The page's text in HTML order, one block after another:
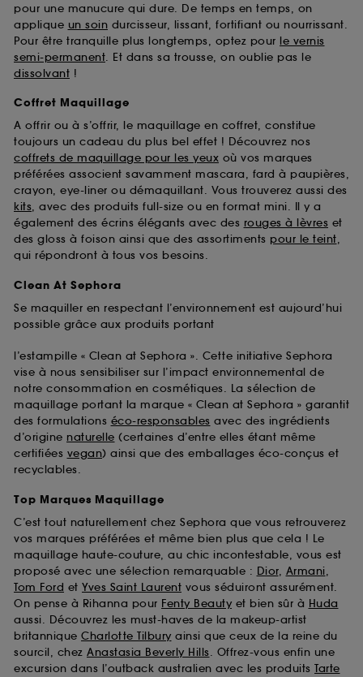
pour une manucure qui dure. De temps en temps, on
applique un soin durcisseur, lissant, fortifiant ou nourrissant.
Pour être tranquille plus longtemps, optez pour le vernis
semi-permanent. Et dans sa trousse, on oublie pas le
dissolvant !
Coffret Maquillage
A offrir ou à s’offrir, le maquillage en coffret, constitue
toujours un cadeau du plus bel effet ! Découvrez nos
coffrets de maquillage pour les yeux où vos marques
préférées associent savamment mascara, fard à paupières,
crayon, eye-liner ou démaquillant. Vous trouverez aussi des
kits, avec des produits full-size ou en format mini. Il y a
également des écrins élégants avec des rouges à lèvres et
des gloss à foison ainsi que des assortiments pour le teint,
qui répondront à tous vos besoins.
Clean At Sephora
Se maquiller en respectant l’environnement est aujourd’hui
possible grâce aux produits portant
l’estampille « Clean at Sephora ». Cette initiative Sephora
vise à nous sensibiliser sur l’impact environnemental de
notre consommation en cosmétiques. La sélection de
maquillage portant la marque « Clean at Sephora » garantit
des formulations éco-responsables avec des ingrédients
d’origine naturelle (certaines d’entre elles étant même
certifiées vegan) ainsi que des emballages éco-conçus et
recyclables.
Top Marques Maquillage
C’est tout naturellement chez Sephora que vous retrouverez
vos marques préférées et même bien plus que cela ! Le
maquillage haute-couture, au chic incontestable, vous est
proposé avec une sélection remarquable : Dior, Armani,
Tom Ford et Yves Saint Laurent vous séduiront assurément.
On pense à Rihanna pour Fenty Beauty et bien sûr à Huda
aussi. Découvrez les must-haves de la makeup-artist
britannique Charlotte Tilbury ainsi que ceux de la reine du
sourcil, chez Anastasia Beverly Hills. Offrez-vous enfin une
excursion dans l’outback australien avec les produits Tarte